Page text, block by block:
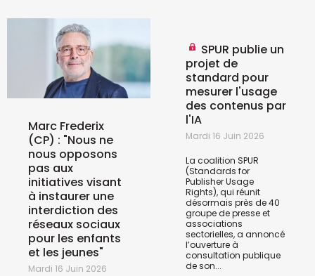
Marc Frederix
(CP) : "Nous ne
nous opposons
pas aux
initiatives visant
à instaurer une
interdiction des
réseaux sociaux
pour les enfants
et les jeunes"
Mardi 16 Juin 2026
SPUR publie un
projet de
standard pour
mesurer l'usage
des contenus par
l'IA
Mardi 16 Juin 2026
La coalition SPUR
(Standards for
Publisher Usage
Rights), qui réunit
désormais près de 40
groupe de presse et
associations
sectorielles, a annoncé
l’ouverture à
consultation publique
de son...